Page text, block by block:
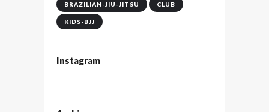
BRAZILIAN-JIU-JITSU CLUB
KIDS-BJJ
Instagram